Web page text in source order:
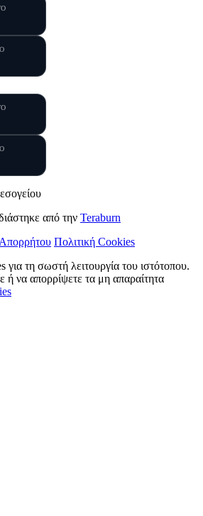
από την Teraburn
Πολιτική Cookies
τη σωστή λειτουργία του ιστότοπου.
ή να απορρίψετε τα μη απαραίτητα